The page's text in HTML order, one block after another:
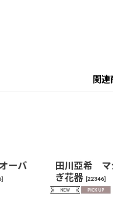
関連
ーバ
]
田川亞希 マ
ぎ花器 [22346]